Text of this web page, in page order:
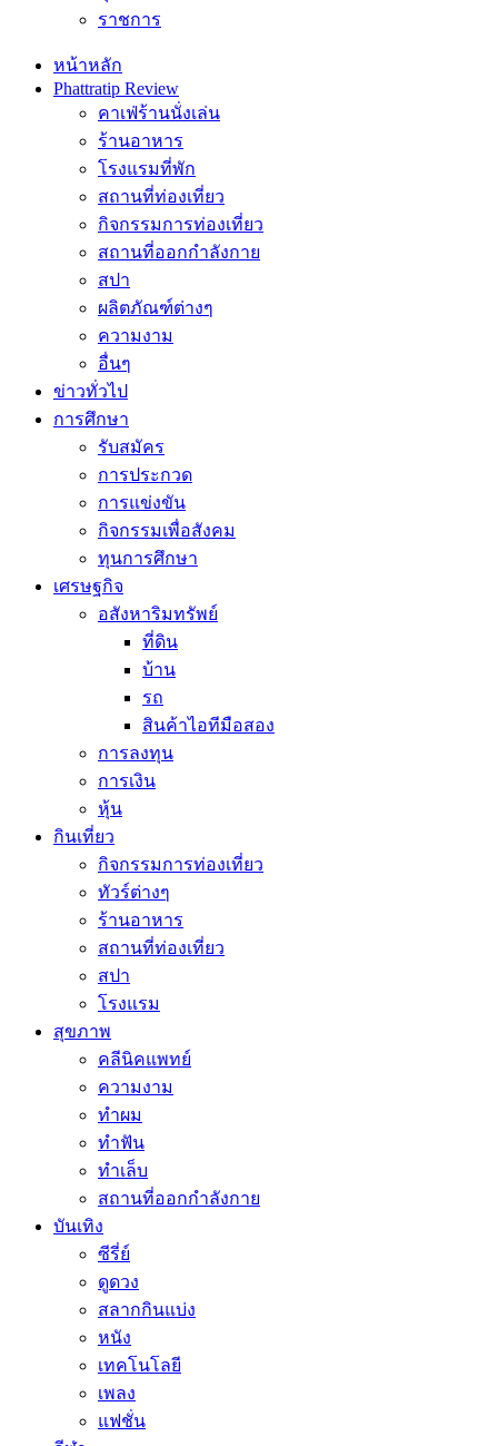
ราชการ
หน้าหลัก
Phattratip Review
คาเฟ่ร้านนั่งเล่น
ร้านอาหาร
โรงแรมที่พัก
สถานที่ท่องเที่ยว
กิจกรรมการท่องเที่ยว
สถานที่ออกกำลังกาย
สปา
ผลิตภัณฑ์ต่างๆ
ความงาม
อื่นๆ
ข่าวทั่วไป
การศึกษา
รับสมัคร
การประกวด
การแข่งขัน
กิจกรรมเพื่อสังคม
ทุนการศึกษา
เศรษฐกิจ
อสังหาริมทรัพย์
ที่ดิน
บ้าน
รถ
สินค้าไอทีมือสอง
การลงทุน
การเงิน
หุ้น
กินเที่ยว
กิจกรรมการท่องเที่ยว
ทัวร์ต่างๆ
ร้านอาหาร
สถานที่ท่องเที่ยว
สปา
โรงแรม
สุขภาพ
คลีนิคแพทย์
ความงาม
ทำผม
ทำฟัน
ทำเล็บ
สถานที่ออกกำลังกาย
บันเทิง
ซีรี่ย์
ดูดวง
สลากกินแบ่ง
หนัง
เทคโนโลยี
เพลง
แฟชั่น